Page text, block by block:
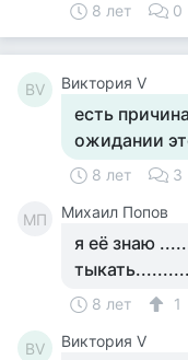
8 лет 0
ВV Виктория V
есть
ожидании
8 лет 3
МП Михаил Попов
я её знаю
8 лет 1
ВV Виктория V